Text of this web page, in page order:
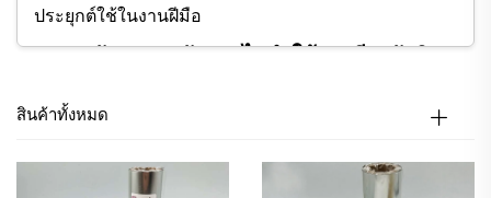
ประยุกต์ใช้ในงานฝีมือ
1. คุณลักษณะหลัก: อะไรทำให้เทปสีเมทัลลิก
โดดเด่น
ออกแบบมาเพื่อเพิ่มประสิทธิภาพด้านความประทับใจ
สินค้าทั้งหมด